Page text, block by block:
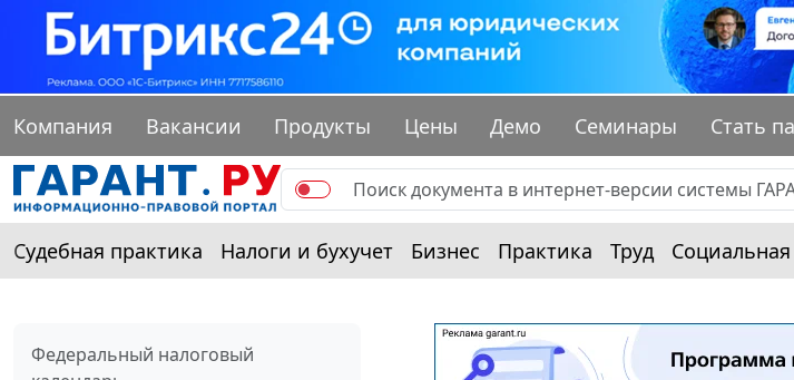
Компания Вакансии Продукты Цены Демо Семинары Стать
Судебная практика Налоги и бухучет Бизнес Практика Труд
Федеральный налоговый